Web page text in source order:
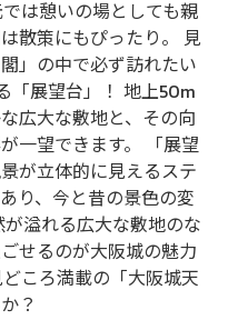
は憩いの場としても親
散策にもぴったり。 見
」の中で必ず訪れたい
「展望台」！ 地上50m
広大な敷地と、その向
一望できます。 「展望
が立体的に見えるステ
り、今と昔の景色の変
溢れる広大な敷地のな
せるのが大阪城の魅力
ころ満載の「大阪城天
？